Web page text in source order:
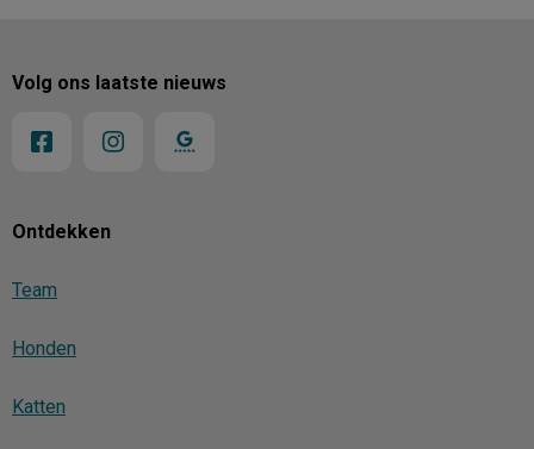
Ontdekken
Team
Honden
Katten
Volg ons laatste nieuws